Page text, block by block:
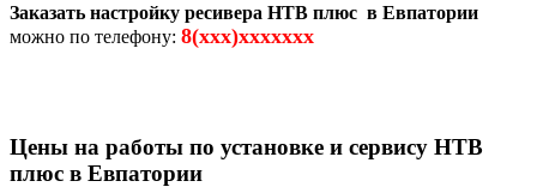
Заказать настройку ресивера НТВ плюс в Евпатории
можно по телефону: 8(xxx)xxxxxxx
Цены на работы по установке и сервису НТВ
плюс в Евпатории